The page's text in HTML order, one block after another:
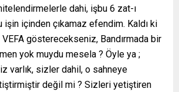
dahi, işbu 6 zat-ı
işin içinden çıkamaz efendim. Kaldı ki
VEFA gösterecekseniz, Bandırmada bir
yok muydu mesela ? Öyle ya ;
varlık, sizler dahil, o sahneye
değil mi ? Sizleri yetiştiren